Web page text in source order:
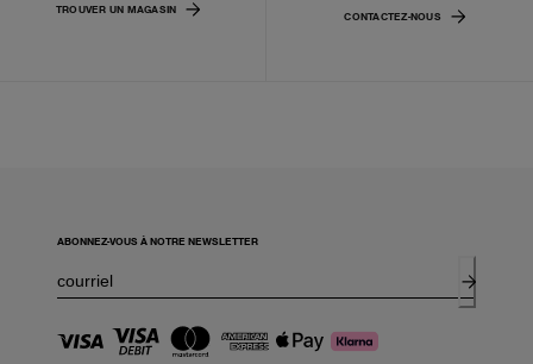
TROUVER UN MAGASIN
CONTACTEZ-NOUS
ABONNEZ-VOUS À NOTRE NEWSLETTER